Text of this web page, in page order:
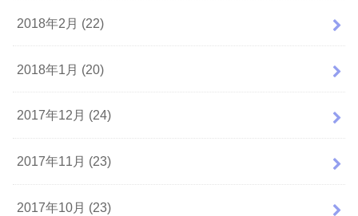
2018年2月 (22)
2018年1月 (20)
2017年12月 (24)
2017年11月 (23)
2017年10月 (23)